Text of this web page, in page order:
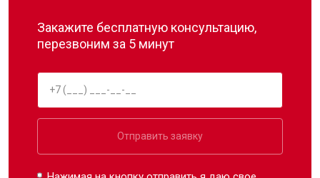
Закажите бесплатную консультацию,
перезвоним за 5 минут
Отправить заявку